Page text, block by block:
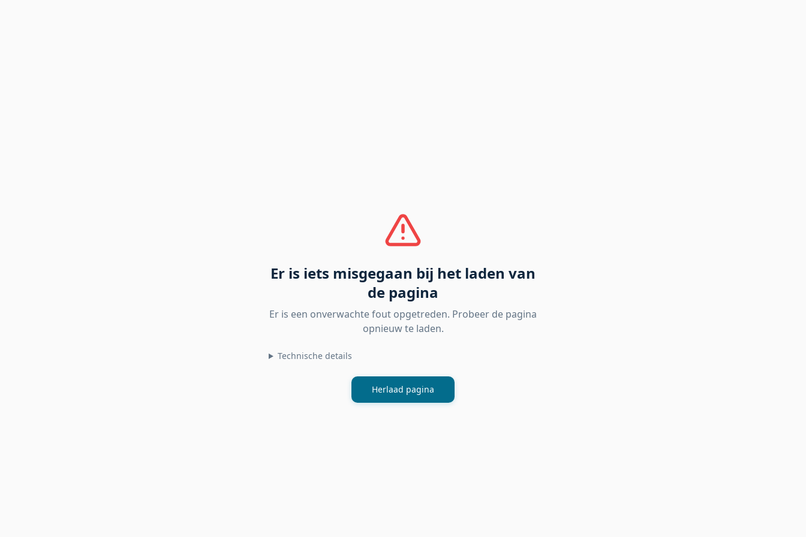
Er is iets misgegaan bij het laden van
de pagina
Er is een onverwachte fout opgetreden. Probeer de pagina
opnieuw te laden.
Technische details
Herlaad pagina